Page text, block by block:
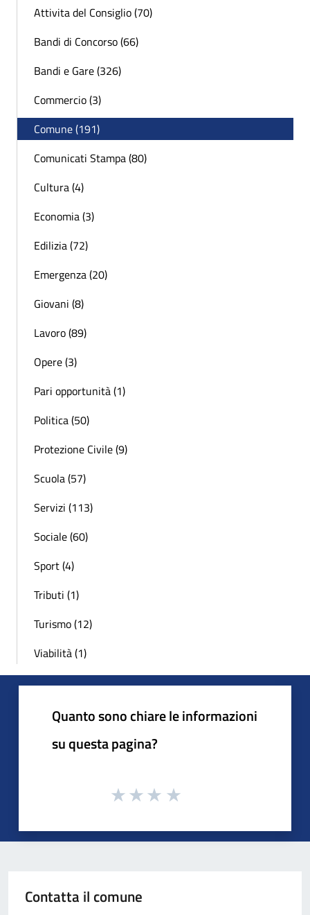
Attivita del Consiglio (70)
Bandi di Concorso (66)
Bandi e Gare (326)
Commercio (3)
Comune (191)
Comunicati Stampa (80)
Cultura (4)
Economia (3)
Edilizia (72)
Emergenza (20)
Giovani (8)
Lavoro (89)
Opere (3)
Pari opportunità (1)
Politica (50)
Protezione Civile (9)
Scuola (57)
Servizi (113)
Sociale (60)
Sport (4)
Tributi (1)
Turismo (12)
Viabilità (1)
Quanto sono chiare le informazioni
su questa pagina?
Contatta il comune